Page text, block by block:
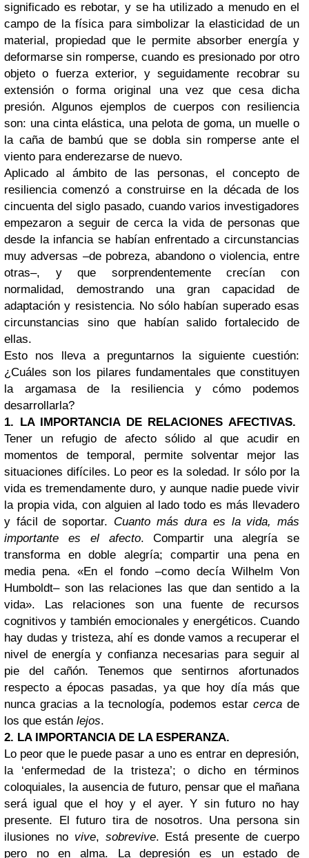
significado es rebotar, y se ha utilizado a menudo en el
campo de la física para simbolizar la elasticidad de un
material, propiedad que le permite absorber energía y
deformarse sin romperse, cuando es presionado por otro
objeto o fuerza exterior, y seguidamente recobrar su
extensión o forma original una vez que cesa dicha
presión. Algunos ejemplos de cuerpos con resiliencia
son: una cinta elástica, una pelota de goma, un muelle o
la caña de bambú que se dobla sin romperse ante el
viento para enderezarse de nuevo.
Aplicado al ámbito de las personas, el concepto de
resiliencia comenzó a construirse en la década de los
cincuenta del siglo pasado, cuando varios investigadores
empezaron a seguir de cerca la vida de personas que
desde la infancia se habían enfrentado a circunstancias
muy adversas –de pobreza, abandono o violencia, entre
otras–, y que sorprendentemente crecían con
normalidad, demostrando una gran capacidad de
adaptación y resistencia. No sólo habían superado esas
circunstancias sino que habían salido fortalecido de
ellas.
Esto nos lleva a preguntarnos la siguiente cuestión:
¿Cuáles son los pilares fundamentales que constituyen
la argamasa de la resiliencia y cómo podemos
desarrollarla?
1. LA IMPORTANCIA DE RELACIONES AFECTIVAS.
Tener un refugio de afecto sólido al que acudir en
momentos de temporal, permite solventar mejor las
situaciones difíciles. Lo peor es la soledad. Ir sólo por la
vida es tremendamente duro, y aunque nadie puede vivir
la propia vida, con alguien al lado todo es más llevadero
y fácil de soportar. Cuanto más dura es la vida, más
importante es el afecto. Compartir una alegría se
transforma en doble alegría; compartir una pena en
media pena. «En el fondo –como decía Wilhelm Von
Humboldt–son las relaciones las que dan sentido a la
vida». Las relaciones son una fuente de recursos
cognitivos y también emocionales y energéticos. Cuando
hay dudas y tristeza, ahí es donde vamos a recuperar el
nivel de energía y confianza necesarias para seguir al
pie del cañón. Tenemos que sentirnos afortunados
respecto a épocas pasadas, ya que hoy día más que
nunca gracias a la tecnología, podemos estar cerca de
los que están lejos.
2. LA IMPORTANCIA DE LA ESPERANZA.
Lo peor que le puede pasar a uno es entrar en depresión,
la ‘enfermedad de la tristeza’; o dicho en términos
coloquiales, la ausencia de futuro, pensar que el mañana
será igual que el hoy y el ayer. Y sin futuro no hay
presente. El futuro tira de nosotros. Una persona sin
ilusiones no vive, sobrevive. Está presente de cuerpo
pero no en alma. La depresión es un estado de